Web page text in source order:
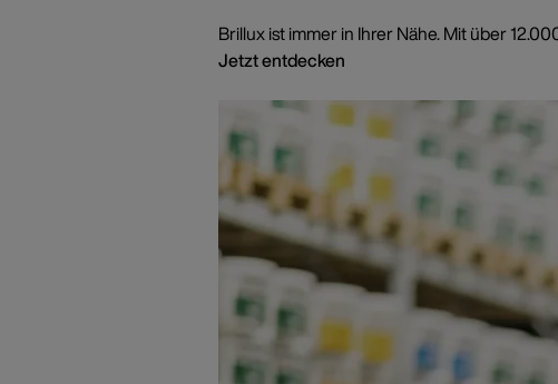
Brillux ist immer in Ihrer Nähe. Mit über
Jetzt entdecken